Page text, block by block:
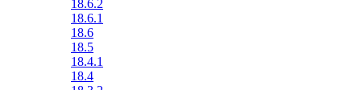
18.6.2
18.6.1
18.6
18.5
18.4.1
18.4